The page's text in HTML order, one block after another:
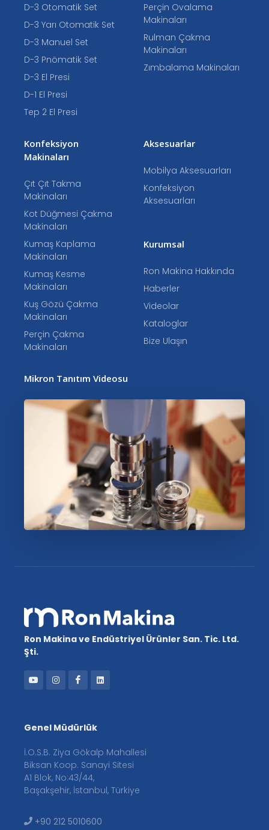
D-3 Otomatik Set
D-3 Yarı Otomatik Set
D-3 Manuel Set
D-3 Pnömatik Set
D-3 El Presi
D-1 El Presi
Tep 2 El Presi
Perçin Ovalama
Makinaları
Rulman Çakma
Makinaları
Zımbalama Makinaları
Konfeksiyon
Makinaları
Çıt Çıt Takma
Makinaları
Kot Düğmesi Çakma
Makinaları
Kumaş Kaplama
Makinaları
Kumaş Kesme
Makinaları
Kuş Gözü Çakma
Makinaları
Perçin Çakma
Makinaları
Aksesuarlar
Mobilya Aksesuarları
Konfeksiyon
Aksesuarları
Kurumsal
Ron Makina Hakkında
Haberler
Videolar
Kataloglar
Bize Ulaşın
Mikron Tanıtım Videosu
Ron Makina ve Endüstriyel Ürünler San. Tic. Ltd.
Şti.
Genel Müdürlük
İ.O.S.B. Ziya Gökalp Mahallesi
Biksan Koop. Sanayi Sitesi
A1 Blok, No:43/44,
Başakşehir, İstanbul, Türkiye
+90 212 5010600